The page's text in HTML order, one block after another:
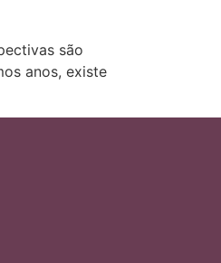
são
anos, existe